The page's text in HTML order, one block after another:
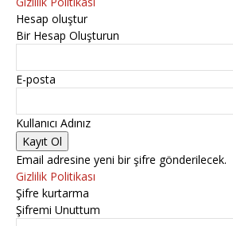
Hesap oluştur
Bir Hesap Oluşturun
E-posta
Kullanıcı Adınız
Email adresine yeni bir şifre gönderilecek.
Gizlilik Politikası
Şifre kurtarma
Şifremi Unuttum